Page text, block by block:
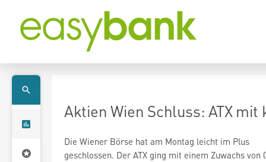
Aktien Wien Schluss: ATX
Die Wiener Börse hat am Montag leicht im Plus
geschlossen. Der ATX ging mit einem Zuwachs von